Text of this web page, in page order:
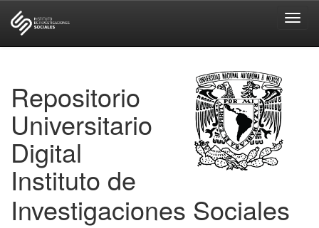
Repositorio
Universitario
Digital
Instituto de
Investigaciones Sociales